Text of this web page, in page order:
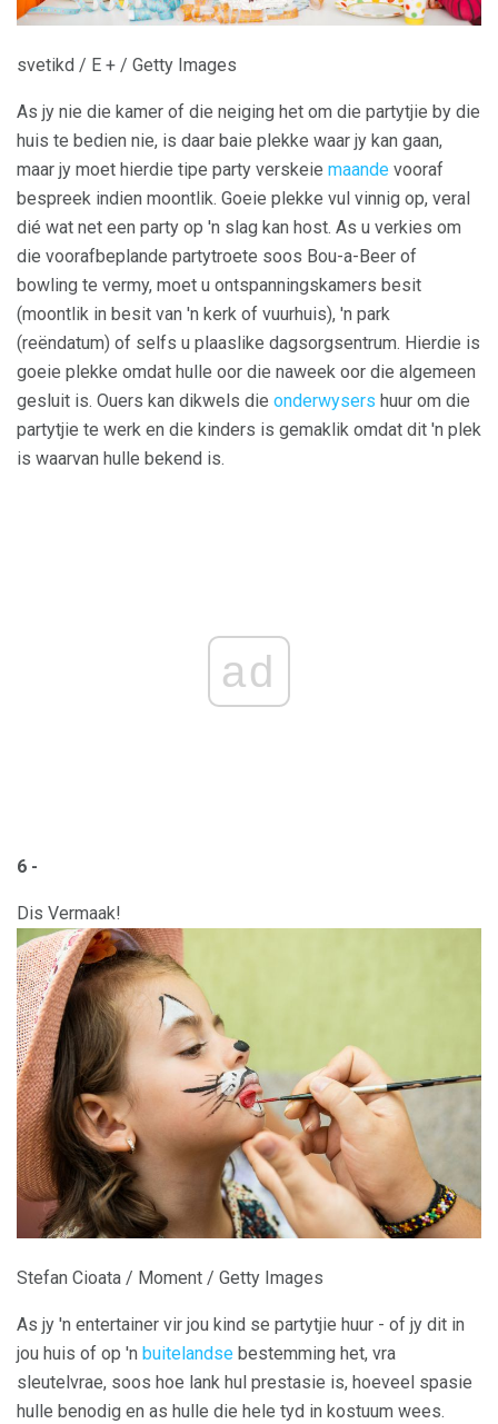
svetikd / E + / Getty Images
As jy nie die kamer of die neiging het om die partytjie by die
huis te bedien nie, is daar baie plekke waar jy kan gaan,
maar jy moet hierdie tipe party verskeie maande vooraf
bespreek indien moontlik. Goeie plekke vul vinnig op, veral
dié wat net een party op 'n slag kan host. As u verkies om
die voorafbeplande partytroete soos Bou-a-Beer of
bowling te vermy, moet u ontspanningskamers besit
(moontlik in besit van 'n kerk of vuurhuis), 'n park
(reëndatum) of selfs u plaaslike dagsorgsentrum. Hierdie is
goeie plekke omdat hulle oor die naweek oor die algemeen
gesluit is. Ouers kan dikwels die onderwysers huur om die
partytjie te werk en die kinders is gemaklik omdat dit 'n plek
is waarvan hulle bekend is.
ad
6 -
Dis Vermaak!
Stefan Cioata / Moment / Getty Images
As jy 'n entertainer vir jou kind se partytjie huur - of jy dit in
jou huis of op 'n buitelandse bestemming het, vra
sleutelvrae, soos hoe lank hul prestasie is, hoeveel spasie
hulle benodig en as hulle die hele tyd in kostuum wees.